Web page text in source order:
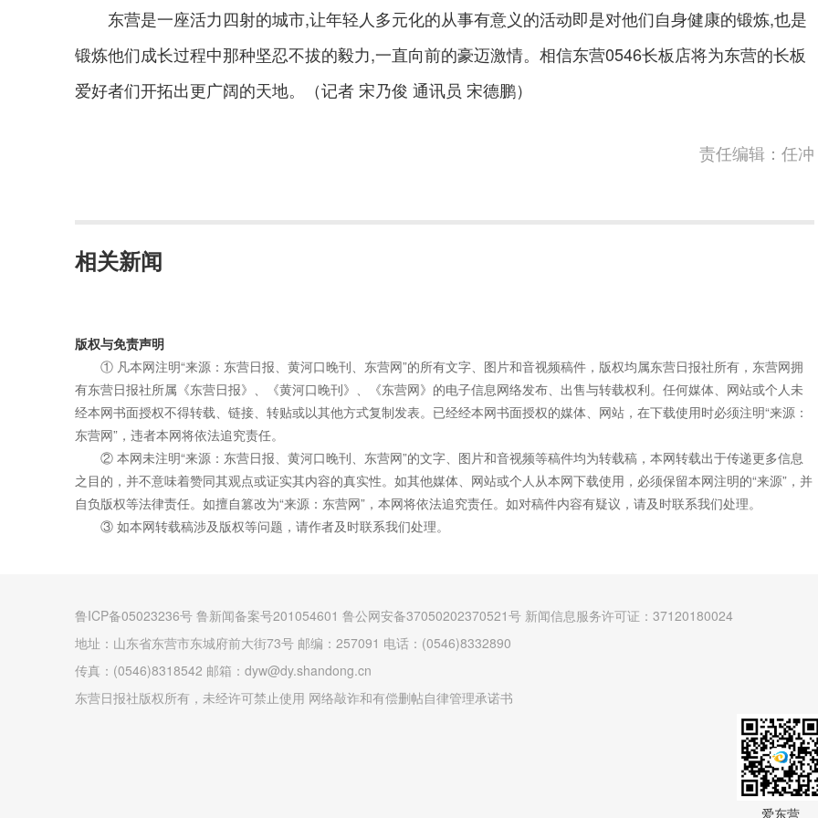
东营是一座活力四射的城市,让年轻人多元化的从事有意义的活动即是对他们自身健康的锻炼,也是
锻炼他们成长过程中那种坚忍不拔的毅力,一直向前的豪迈激情。相信东营0546长板店将为东营的长板
爱好者们开拓出更广阔的天地。（记者 宋乃俊 通讯员 宋德鹏）
责任编辑：任冲
相关新闻
版权与免责声明
① 凡本网注明“来源：东营日报、黄河口晚刊、东营网”的所有文字、图片和音视频稿件，版权均属东营日报社所有，东营网拥
有东营日报社所属《东营日报》、《黄河口晚刊》、《东营网》的电子信息网络发布、出售与转载权利。任何媒体、网站或个人未
经本网书面授权不得转载、链接、转贴或以其他方式复制发表。已经经本网书面授权的媒体、网站，在下载使用时必须注明“来源：
东营网”，违者本网将依法追究责任。
② 本网未注明“来源：东营日报、黄河口晚刊、东营网”的文字、图片和音视频等稿件均为转载稿，本网转载出于传递更多信息
之目的，并不意味着赞同其观点或证实其内容的真实性。如其他媒体、网站或个人从本网下载使用，必须保留本网注明的“来源”，并
自负版权等法律责任。如擅自篡改为“来源：东营网”，本网将依法追究责任。如对稿件内容有疑议，请及时联系我们处理。
③ 如本网转载稿涉及版权等问题，请作者及时联系我们处理。
鲁ICP备05023236号 鲁新闻备案号201054601 鲁公网安备37050202370521号 新闻信息服务许可证：37120180024
地址：山东省东营市东城府前大街73号 邮编：257091 电话：(0546)8332890
传真：(0546)8318542 邮箱：dyw@dy.shandong.cn
东营日报社版权所有，未经许可禁止使用 网络敲诈和有偿删帖自律管理承诺书
爱东营